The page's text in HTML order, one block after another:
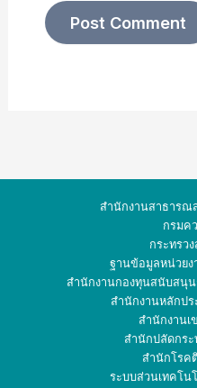
สำนักงานสาธารณ
กรมค
กระทรว
ฐานข้อมูลหน่วยง
สำนักงานกองทุนสนับสนุน
สำนักงานหลักป
สำนักงานเ
สำนักปลัดกระ
สำนักโรค
ระบบส่วนเทคโน